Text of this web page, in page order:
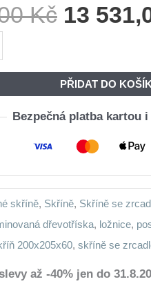
Kč
16
270,00
13
PŘIDAT DO
Bezpečná platba kartou
skříně, Skříně, Skříně se
dřevotříska, ložnice,
200x205x60, skříně se
až -40% jen do